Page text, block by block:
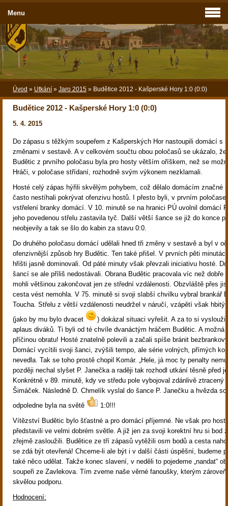
Úvod » Utkání » Jaro 2015 » Budětice 2012 - Kašperské Hory 1:0 (0:0)
Budětice 2012 - Kašperské Hory 1:0 (0:0)
5. 4. 2015
Do zápasu s těžkým soupeřem z Kašperských Hor nastoupili domácí s
změnami v sestavě. A v celkovém součtu obou poločasů se ukázalo,
Budětic z prvního poločasu byla pro hosty větším oříškem, než se
Hráči, v poločase střídaní, rozhodně svým výkonem nezklamali.
Hosté celý zápas hýřili skvělým pohybem, což dělalo domácím značné
často nestíhali pokrývat ofenzivu hostů. I přesto byli, v prvním
vstřelení branky domácí. V 10. minutě se na hranici PÚ uvolnil domácí
jeho povedenou střelu zastavila tyč. Další větší šance se již do konce
neobjevily a tak se šlo do kabin za stavu 0:0.
Do druhého poločasu domácí udělali hned tři změny v sestavě a byl v
ofenzivnější způsob hry Budětic. Ten také přišel. V prvních pěti
hřišti jasně dominovali. Od páté minuty však převzali iniciativu hosté.
šancí se ale příliš nedostávali. Obrana Budětic pracovala víc než dobře
mohli většinou zakončovat jen ze střední vzdálenosti. Obzvláště přes
cesta vést nemohla. V 75. minutě si svoji slabší chvilku vybral brankář
Toucha. Střelu z větší vzdálenosti neudržel v náručí, vzápětí však
(jako by mu bylo dvacet
) dokázal situaci vyřešit. A za to si
aplaus diváků. Ti byli od té chvíle dvanáctým hráčem Budětic. A možná
příčinou obratu! Hosté znatelně polevili a začali spíše bránit
Domácí vycítili svoji šanci, zvýšili tempo, ale série volných, přímých
nevedla. Tak se toho prostě chopil Komár. „Hele, já moc ty penalty
později nechal slyšet P. Janečka a raději tak rozhodl utkání těsně před
Konkrétně v 89. minutě, kdy ve středu pole vybojoval zdánlivě ztracený
Šimáček. Následně D. Chmelík vyslal do šance P. Janečku a hvězda
odpoledne byla na světě
1:0!!!
Vítězství Budětic bylo šťastné a pro domácí příjemné. Ne však pro
představili ve velmi dobrém světle. A již jen za svoji korektní hru si bod
zřejmě zasloužili. Budětice ze tří zápasů vytěžili osm bodů a cesta
se zdá být otevřená! Chceme-li ale být i v další části úspěšní, budeme
také něco udělat. Takže konec slavení, v neděli to pojedeme „nandat“
soupeři ze Zavlekova. Tím zveme naše věrné fanoušky, kterým
skvělou podporu.
Hodnocení:
Menu